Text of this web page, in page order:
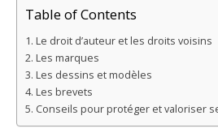
Table of Contents
Le droit d’auteur et les droits voisins
Les marques
Les dessins et modèles
Les brevets
Conseils pour protéger et valoriser